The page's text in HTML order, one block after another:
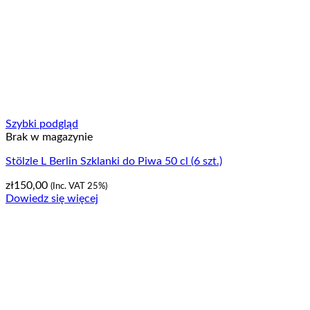
Szybki podgląd
Brak w magazynie
Stölzle L Berlin Szklanki do Piwa 50 cl (6 szt.)
zł150,00 (Inc. VAT 25%)
Dowiedz się więcej